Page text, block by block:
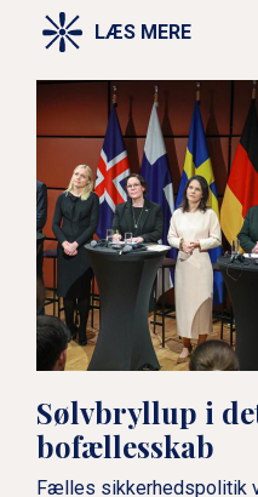
LÆS MERE
Sølvbryllup i
bofællesskab
Fælles sikkerhedspolitik